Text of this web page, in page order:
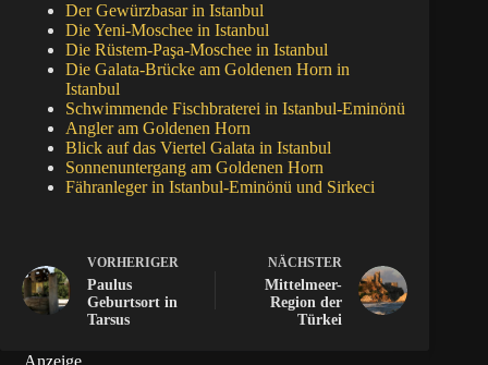
Der Gewürzbasar in Istanbul
Die Yeni-Moschee in Istanbul
Die Rüstem-Paşa-Moschee in Istanbul
Die Galata-Brücke am Goldenen Horn in
Istanbul
Schwimmende Fischbraterei in Istanbul-Eminönü
Angler am Goldenen Horn
Blick auf das Viertel Galata in Istanbul
Sonnenuntergang am Goldenen Horn
Fähranleger in Istanbul-Eminönü und Sirkeci
VORHERIGER
Paulus
Geburtsort in
Tarsus
NÄCHSTER
Mittelmeer-
Region der
Türkei
Anzeige